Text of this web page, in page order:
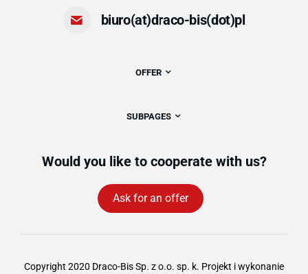
biuro(at)draco-bis(dot)pl
OFFER
SUBPAGES
Would you like to cooperate with us?
Ask for an offer
Copyright 2020 Draco-Bis Sp. z o.o. sp. k. Projekt i wykonanie